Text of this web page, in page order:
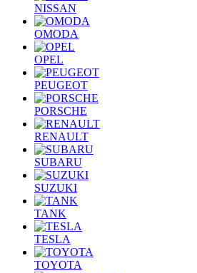
NISSAN
OMODA
OPEL
PEUGEOT
PORSCHE
RENAULT
SUBARU
SUZUKI
TANK
TESLA
TOYOTA